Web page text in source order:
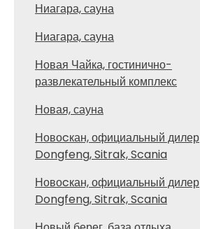
Ниагара, сауна
Ниагара, сауна
Новая Чайка, гостинично-
развлекательный комплекс
Новая, сауна
Новоcкан, официальный дилер
Dongfeng, Sitrak, Scania
Новоcкан, официальный дилер
Dongfeng, Sitrak, Scania